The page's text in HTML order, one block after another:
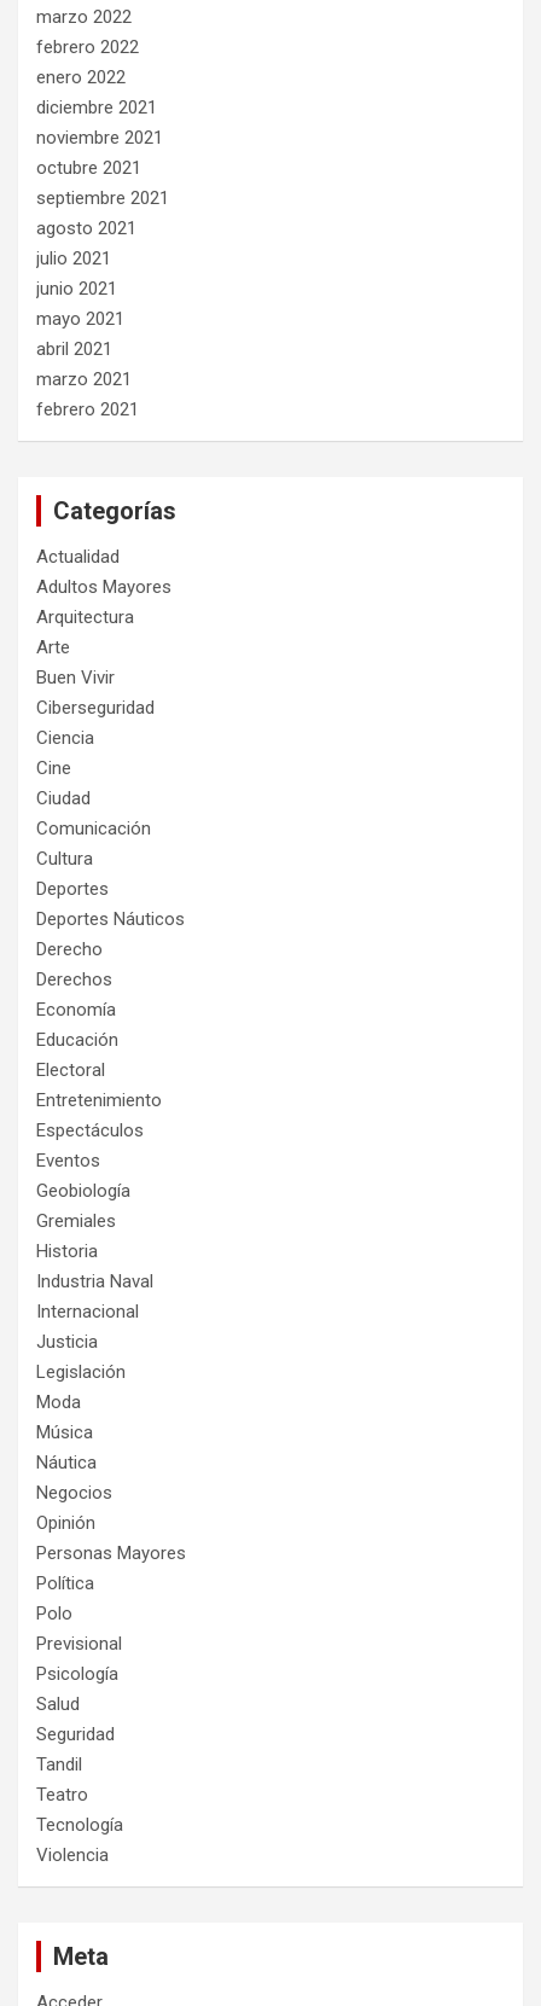
marzo 2022
febrero 2022
enero 2022
diciembre 2021
noviembre 2021
octubre 2021
septiembre 2021
agosto 2021
julio 2021
junio 2021
mayo 2021
abril 2021
marzo 2021
febrero 2021
Categorías
Actualidad
Adultos Mayores
Arquitectura
Arte
Buen Vivir
Ciberseguridad
Ciencia
Cine
Ciudad
Comunicación
Cultura
Deportes
Deportes Náuticos
Derecho
Derechos
Economía
Educación
Electoral
Entretenimiento
Espectáculos
Eventos
Geobiología
Gremiales
Historia
Industria Naval
Internacional
Justicia
Legislación
Moda
Música
Náutica
Negocios
Opinión
Personas Mayores
Política
Polo
Previsional
Psicología
Salud
Seguridad
Tandil
Teatro
Tecnología
Violencia
Meta